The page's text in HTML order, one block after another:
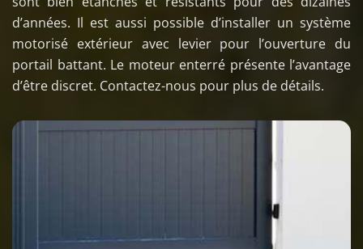
d’années. Il est aussi possible d’installer un système
motorisé extérieur avec levier pour l’ouverture du
portail battant. Le moteur enterré présente l’avantage
d’être discret. Contactez-nous pour plus de détails.